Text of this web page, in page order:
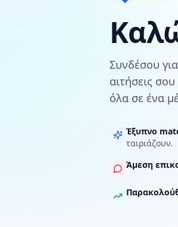
Συνδέσου
αιτήσεις
όλα σε ένα
Έξυπνο
ταιριάζουν.
Άμεση